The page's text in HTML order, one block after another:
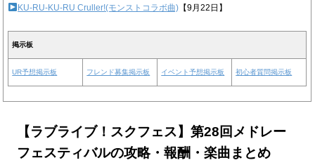
KU-RU-KU-RU Cruller!(モンストコラボ曲) 【9月22日】
掲示板
UR予想掲示板 フレンド募集掲示板 イベント予想掲示板 初心者質問掲示板
【ラブライブ！スクフェス】第28回メドレー
フェスティバルの攻略・報酬・楽曲まとめ